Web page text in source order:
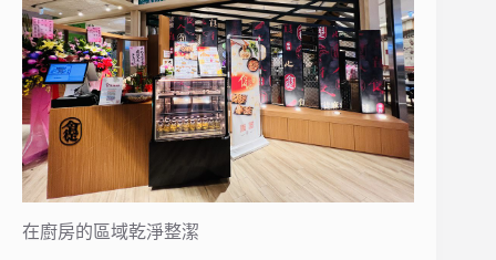
在廚房的區域乾淨整潔